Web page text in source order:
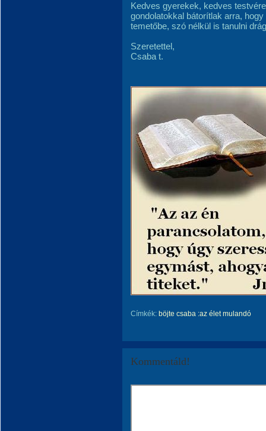
Kedves gyerekek, kedves
gondolatokkal bátorítlak arra,
temetőbe, szó nélkül is tanulni
Szeretettel,
Csaba t.
Címkék: böjte csaba :az élet mulandó
Kommentáld!